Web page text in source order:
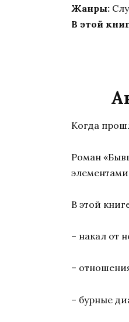
Жанры:
В этой
Когда
Роман
В этой
– накал от
–
– бурные